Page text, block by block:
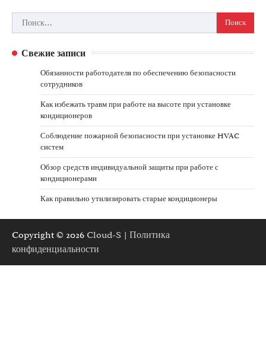
Найти:
Свежие записи
Обязанности работодателя по обеспечению безопасности
сотрудников
Как избежать травм при работе на высоте при установке
кондиционеров
Соблюдение пожарной безопасности при установке HVAC
систем
Обзор средств индивидуальной защиты при работе с
кондиционерами
Как правильно утилизировать старые кондиционеры
Copyright © 2026 Cloud-S | Политика
конфиденциальности